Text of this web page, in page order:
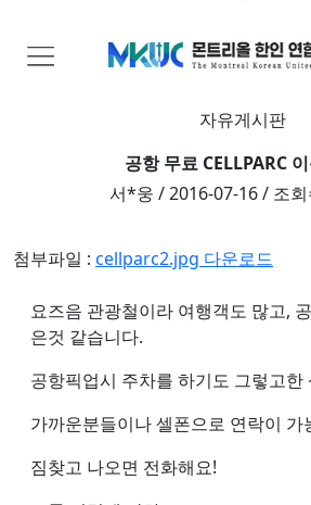
자유게시판
공항 무료 CELLPARC
서*웅 / 2016-07-16 / 조회
첨부파일 : cellparc2.jpg 다운로드
요즈음 관광철이라 여행객도 많고,
은것 같습니다.
공항픽업시 주차를 하기도 그렇고한
가까운분들이나 셀폰으로 연락이 가
짐찾고 나오면 전화해요!